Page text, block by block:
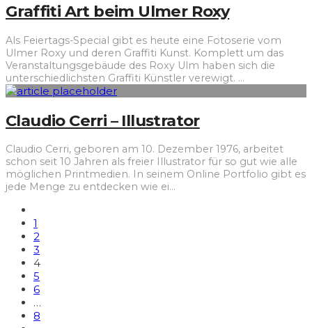
Graffiti Art beim Ulmer Roxy
Als Feiertags-Special gibt es heute eine Fotoserie vom
Ulmer Roxy und deren Graffiti Kunst. Komplett um das
Veranstaltungsgebäude des Roxy Ulm haben sich die
unterschiedlichsten Graffiti Künstler verewigt. ...
Claudio Cerri – Illustrator
Claudio Cerri, geboren am 10. Dezember 1976, arbeitet
schon seit 10 Jahren als freier Illustrator für so gut wie alle
möglichen Printmedien. In seinem Online Portfolio gibt es
jede Menge zu entdecken wie ei...
1
2
3
4
5
6
…
8